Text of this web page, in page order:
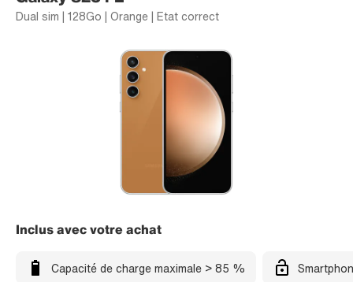
Dual sim | 128Go | Orange | Etat correct
Inclus avec votre achat
Capacité de charge maximale > 85 %